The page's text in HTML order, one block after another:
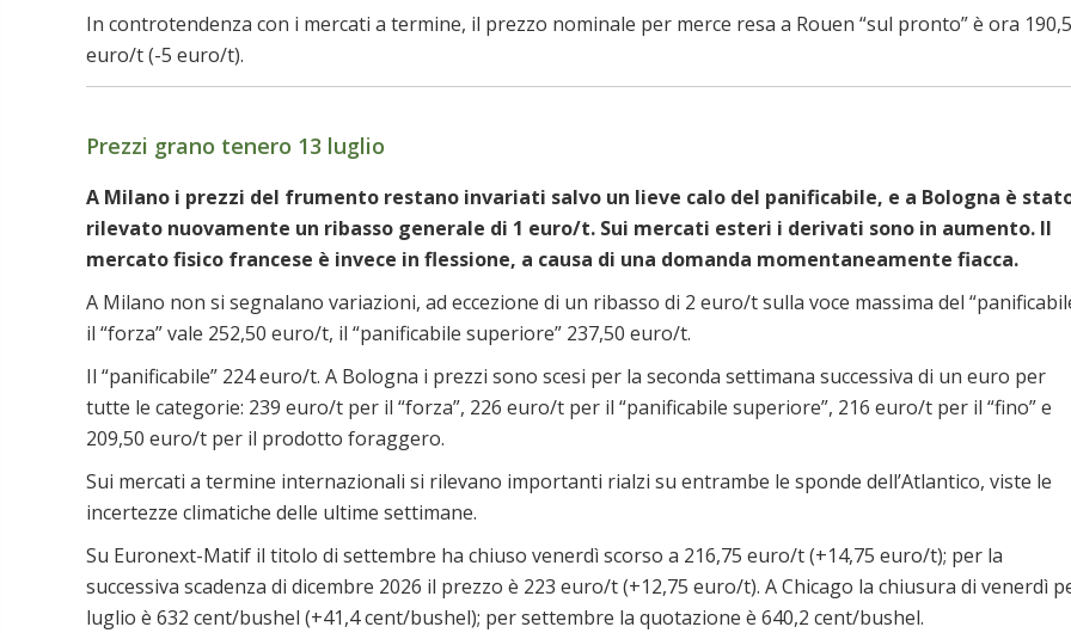
In controtendenza con i mercati a termine, il prezzo nominale per merce resa a Rouen “sul pronto” è ora
euro/t (-5 euro/t).
Prezzi grano tenero 13 luglio
A Milano i prezzi del frumento restano invariati salvo un lieve calo del panificabile, e a Bologna è
rilevato nuovamente un ribasso generale di 1 euro/t. Sui mercati esteri i derivati sono in aumento. Il
mercato fisico francese è invece in flessione, a causa di una domanda momentaneamente fiacca.
A Milano non si segnalano variazioni, ad eccezione di un ribasso di 2 euro/t sulla voce massima del
il “forza” vale 252,50 euro/t, il “panificabile superiore” 237,50 euro/t.
Il “panificabile” 224 euro/t. A Bologna i prezzi sono scesi per la seconda settimana successiva di un euro per
tutte le categorie: 239 euro/t per il “forza”, 226 euro/t per il “panificabile superiore”, 216 euro/t per il “fino” e
209,50 euro/t per il prodotto foraggero.
Sui mercati a termine internazionali si rilevano importanti rialzi su entrambe le sponde dell’Atlantico, viste le
incertezze climatiche delle ultime settimane.
Su Euronext-Matif il titolo di settembre ha chiuso venerdì scorso a 216,75 euro/t (+14,75 euro/t); per la
successiva scadenza di dicembre 2026 il prezzo è 223 euro/t (+12,75 euro/t). A Chicago la chiusura di venerdì
luglio è 632 cent/bushel (+41,4 cent/bushel); per settembre la quotazione è 640,2 cent/bushel.